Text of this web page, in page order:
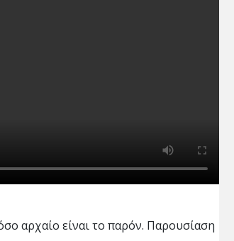
αρχαίο είναι το παρόν. Παρουσίαση